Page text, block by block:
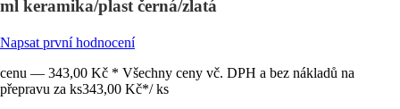
ml keramika/plast černá/zlatá
Napsat první hodnocení
cenu — 343,00 Kč * Všechny ceny vč. DPH a bez nákladů na
přepravu za ks343,00 Kč*/ ks